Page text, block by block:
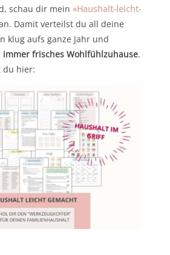
schau dir mein «Haushalt-leicht-
Damit verteilst du all deine
klug aufs ganze Jahr und
immer frisches Wohlfühlzuhause.
du hier: